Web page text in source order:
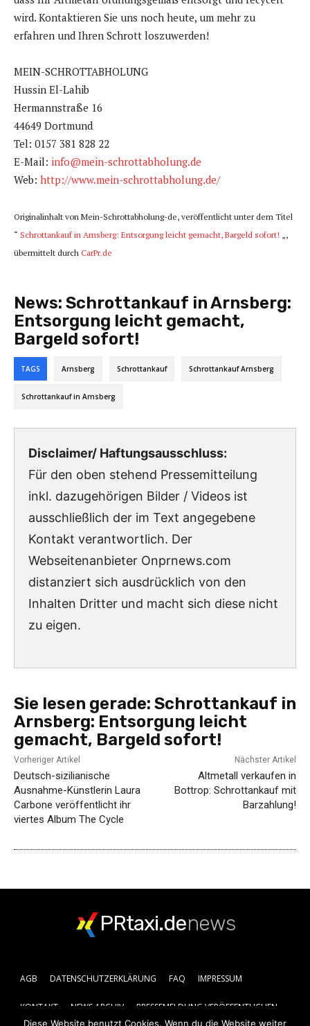
wird. Kontaktieren Sie uns noch heute, um mehr zu
erfahren und Ihren Schrott loszuwerden!
MEIN-SCHROTTABHOLUNG
Hussin El-Lahib
Hermannstraße 16
44649 Dortmund
Tel: 0157 381 828 22
E-Mail: info@mein-schrottabholung.de
Web: http://www.mein-schrottabholung.de/
Originalinhalt von Mein-Schrottabholung-de, veröffentlicht unter dem Titel
“ Schrottankauf in Arnsberg: Entsorgung leicht gemacht, Bargeld sofort! „,
übermittelt durch CarPr.de
News: Schrottankauf in Arnsberg:
Entsorgung leicht gemacht,
Bargeld sofort!
TAGS Arnsberg Schrottankauf Schrottankauf Arnsberg
Schrottankauf in Arnsberg
Disclaimer/ Haftungsausschluss:
Für den oben stehend Pressemitteilung
inkl. dazugehörigen Bilder / Videos ist
ausschließlich der im Text angegebene
Kontakt verantwortlich. Der
Webseitenanbieter Onprnews.com
distanziert sich ausdrücklich von den
Inhalten Dritter und macht sich diese nicht
zu eigen.
Sie lesen gerade: Schrottankauf in
Arnsberg: Entsorgung leicht
gemacht, Bargeld sofort!
Vorheriger Artikel
Deutsch-sizilianische
Ausnahme-Künstlerin Laura
Carbone veröffentlicht ihr
viertes Album The Cycle
Nächster Artikel
Altmetall verkaufen in
Bottrop: Schrottankauf mit
Barzahlung!
PRtaxi.denews
AGB DATENSCHUTZERKLÄRUNG FAQ IMPRESSUM
KONTAKT NEWS ARCHIV PRESSEMELDUNG VERÖFFENTLICHEN
Diese Website benutzt Cookies. Wenn du die Website weiter